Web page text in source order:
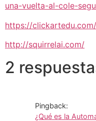
una-vuelta-al-cole-
https://
http://squirrelai.com/
2
Pingback:
¿Qué es la